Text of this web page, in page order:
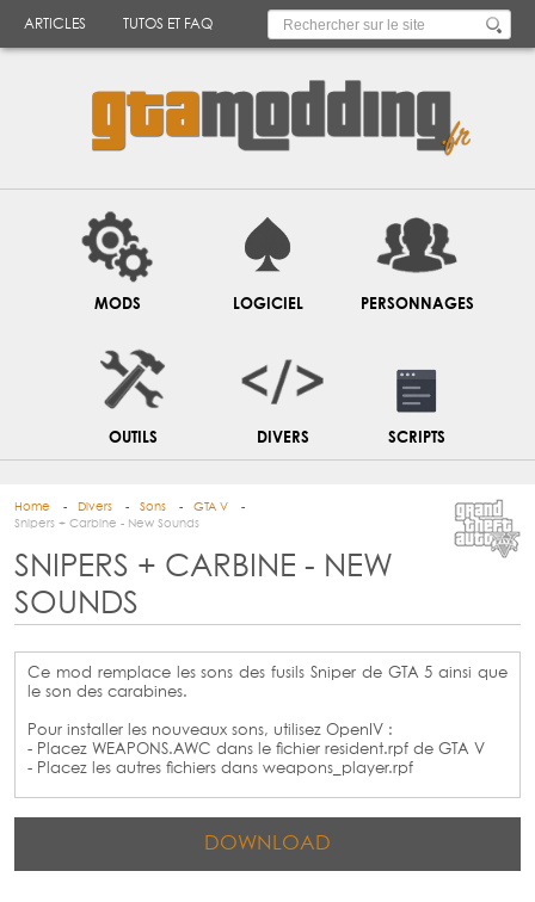
ARTICLES TUTOS ET FAQ
MODS LOGICIEL PERSONNAGES
OUTILS DIVERS SCRIPTS
Home Divers Sons
GTA V
Snipers + Carbine - New Sounds
SNIPERS + CARBINE - NEW
SOUNDS
Ce mod remplace les sons des fusils Sniper de GTA 5 ainsi que
le son des carabines.
Pour installer les nouveaux sons, utilisez OpenIV :
- Placez WEAPONS.AWC dans le fichier resident.rpf de GTA V
- Placez les autres fichiers dans weapons_player.rpf
DOWNLOAD